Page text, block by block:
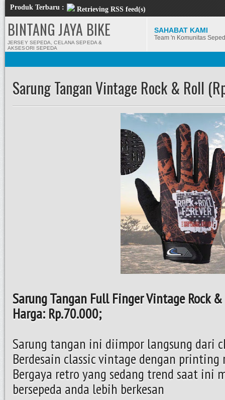
Produk Terbaru : Retrieving RSS feed(s)
BINTANG JAYA BIKE
JERSEY SEPEDA, CELANA SEPEDA &
AKSESORI SEPEDA
SAHABAT KAMI
Team 'n Komunitas
Sarung Tangan Vintage Rock & Roll
Sarung Tangan Full Finger Vintage Rock
Harga: Rp.70.000;
Sarung tangan ini diimpor langsung dari
Berdesain classic vintage dengan printing
Bergaya retro yang sedang trend saat ini
bersepeda anda lebih berkesan